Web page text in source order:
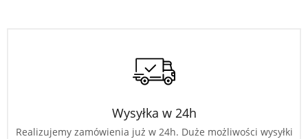
Wysyłka w 24h
Realizujemy zamówienia już w 24h. Duże możliwości wysyłki